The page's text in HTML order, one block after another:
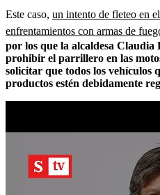
Este caso, un intento de fleteo en
enfrentamientos con armas de
por los que la alcaldesa Claudia
prohibir el parrillero en las
solicitar que todos los vehículos
productos estén debidamente